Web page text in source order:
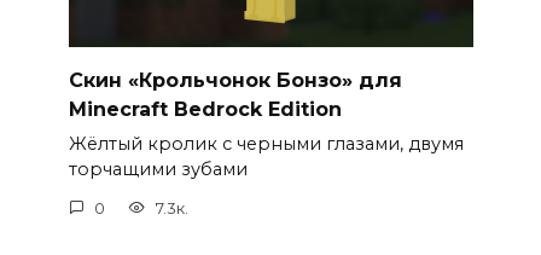
Скин «Крольчонок Бонзо» для
Minecraft Bedrock Edition
Жёлтый кролик с черными глазами, двумя
торчащими зубами
0 7.3к.